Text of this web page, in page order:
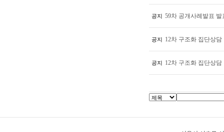
공지 59차 공개사례발표
공지 12차 구조화 집단상
공지 12차 구조화 집단상